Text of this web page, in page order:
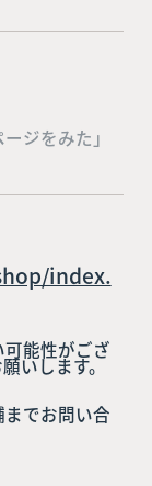
ジをみた」
index.
能性がござ
いします。
でお問い合